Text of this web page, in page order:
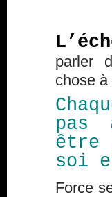
parler
chose
pas
être
soi
Force